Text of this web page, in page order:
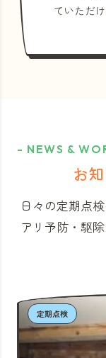
ていただ
- NEWS &
お
日々の定期点
アリ予防・駆
定期点検